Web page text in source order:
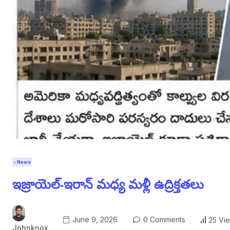
- News
ఇజ్రాయెల్-ఇరాన్ మధ్య మళ్లీ ఉద్రిక్తతలు
Johnknox
June 9, 2026 0 Comments 25